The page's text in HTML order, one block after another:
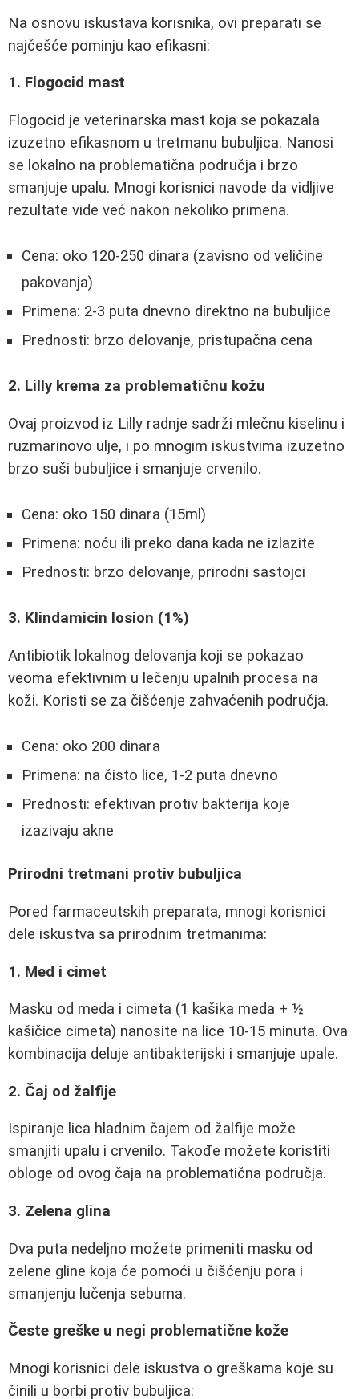
Na osnovu iskustava korisnika, ovi preparati se
najčešće pominju kao efikasni:
1. Flogocid mast
Flogocid je veterinarska mast koja se pokazala
izuzetno efikasnom u tretmanu bubuljica. Nanosi
se lokalno na problematična područja i brzo
smanjuje upalu. Mnogi korisnici navode da vidljive
rezultate vide već nakon nekoliko primena.
Cena: oko 120-250 dinara (zavisno od veličine
pakovanja)
Primena: 2-3 puta dnevno direktno na bubuljice
Prednosti: brzo delovanje, pristupačna cena
2. Lilly krema za problematičnu kožu
Ovaj proizvod iz Lilly radnje sadrži mlečnu kiselinu i
ruzmarinovo ulje, i po mnogim iskustvima izuzetno
brzo suši bubuljice i smanjuje crvenilo.
Cena: oko 150 dinara (15ml)
Primena: noću ili preko dana kada ne izlazite
Prednosti: brzo delovanje, prirodni sastojci
3. Klindamicin losion (1%)
Antibiotik lokalnog delovanja koji se pokazao
veoma efektivnim u lečenju upalnih procesa na
koži. Koristi se za čišćenje zahvaćenih područja.
Cena: oko 200 dinara
Primena: na čisto lice, 1-2 puta dnevno
Prednosti: efektivan protiv bakterija koje
izazivaju akne
Prirodni tretmani protiv bubuljica
Pored farmaceutskih preparata, mnogi korisnici
dele iskustva sa prirodnim tretmanima:
1. Med i cimet
Masku od meda i cimeta (1 kašika meda + ½
kašičice cimeta) nanosite na lice 10-15 minuta. Ova
kombinacija deluje antibakterijski i smanjuje upale.
2. Čaj od žalfije
Ispiranje lica hladnim čajem od žalfije može
smanjiti upalu i crvenilo. Takođe možete koristiti
obloge od ovog čaja na problematična područja.
3. Zelena glina
Dva puta nedeljno možete primeniti masku od
zelene gline koja će pomoći u čišćenju pora i
smanjenju lučenja sebuma.
Česte greške u negi problematične kože
Mnogi korisnici dele iskustva o greškama koje su
činili u borbi protiv bubuljica: